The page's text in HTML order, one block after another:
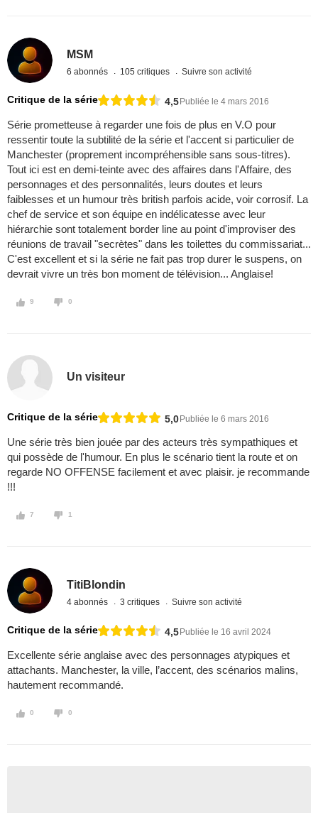
MSM
6 abonnés 105 critiques Suivre son activité
Critique de la série 4,5Publiée le 4 mars 2016
Série prometteuse à regarder une fois de plus en V.O pour
ressentir toute la subtilité de la série et l'accent si particulier de
Manchester (proprement incompréhensible sans sous-titres).
Tout ici est en demi-teinte avec des affaires dans l'Affaire, des
personnages et des personnalités, leurs doutes et leurs
faiblesses et un humour très british parfois acide, voir corrosif. La
chef de service et son équipe en indélicatesse avec leur
hiérarchie sont totalement border line au point d'improviser des
réunions de travail "secrètes" dans les toilettes du commissariat...
C'est excellent et si la série ne fait pas trop durer le suspens, on
devrait vivre un très bon moment de télévision... Anglaise!
9 0
Un visiteur
Critique de la série 5,0Publiée le 6 mars 2016
Une série très bien jouée par des acteurs très sympathiques et
qui possède de l'humour. En plus le scénario tient la route et on
regarde NO OFFENSE facilement et avec plaisir. je recommande
!!!
7 1
TitiBlondin
4 abonnés 3 critiques Suivre son activité
Critique de la série 4,5Publiée le 16 avril 2024
Excellente série anglaise avec des personnages atypiques et
attachants. Manchester, la ville, l’accent, des scénarios malins,
hautement recommandé.
0 0